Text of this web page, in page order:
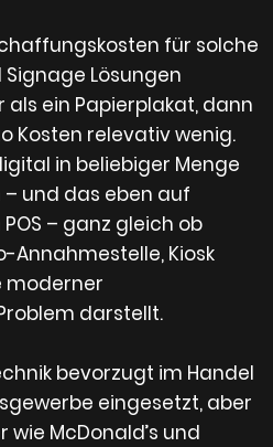
für solche
Lösungen
ein Papierplakat, dann
Kosten relevativ wenig.
in beliebiger Menge
und das eben auf
– ganz gleich ob
Annahmestelle, Kiosk
moderner
darstellt.
bevorzugt im Handel
eingesetzt, aber
McDonald’s und